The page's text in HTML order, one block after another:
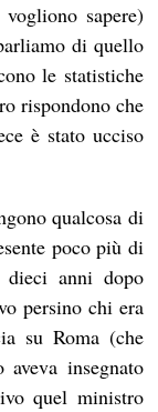
sapere)
di quello
le statistiche
rispondono che
è stato ucciso
qualcosa di
poco più di
anni dopo
persino chi era
su Roma (che
insegnato
quel ministro